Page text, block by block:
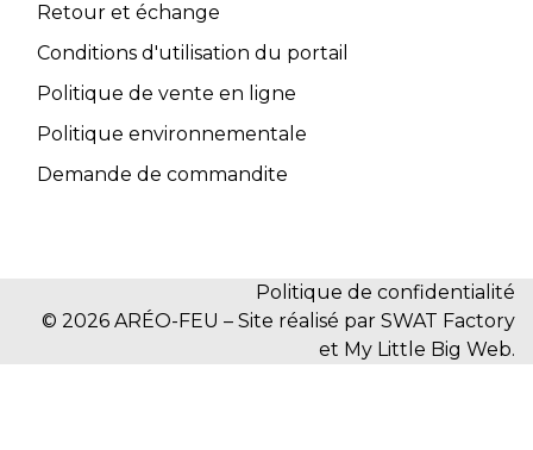
Retour et échange
Conditions d'utilisation du portail
Politique de vente en ligne
Politique environnementale
Demande de commandite
Politique de confidentialité
© 2026 ARÉO-FEU – Site réalisé par SWAT Factory
et My Little Big Web.